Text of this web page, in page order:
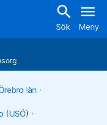
search
Sök
menu
Meny
län
(USÖ)